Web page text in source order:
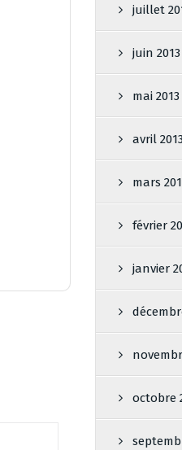
juillet
juin 2013
mai 2013
avril
mars
février
janvier
octobre